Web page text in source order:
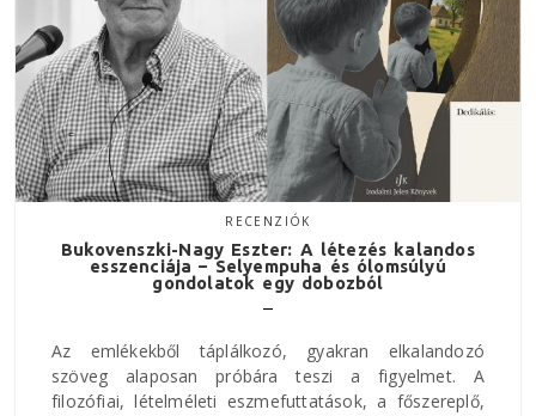
RECENZIÓK
Bukovenszki-Nagy Eszter: A létezés kalandos
esszenciája – Selyempuha és ólomsúlyú
gondolatok egy dobozból
Az emlékekből táplálkozó, gyakran elkalandozó
szöveg alaposan próbára teszi a figyelmet. A
filozófiai, lételméleti eszmefuttatások, a főszereplő,